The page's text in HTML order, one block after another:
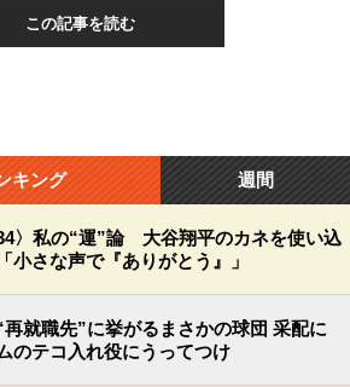
この記事を読む
キング 週間
〉私の“運”論 大谷翔平のカネを使い込
小さな声で『ありがとう』」
再就職先”に挙がるまさかの球団 采配に
のテコ入れ役にうってつけ